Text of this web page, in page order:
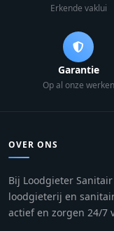
Erkende vaklui
Garantie
Op al onze werken
OVER ONS
Bij Loodgieter
loodgieterij en
actief en zorgen 24/7